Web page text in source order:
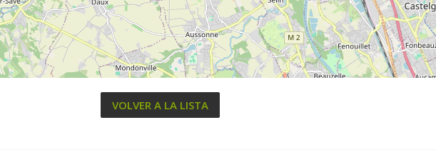
VOLVER A LA LISTA